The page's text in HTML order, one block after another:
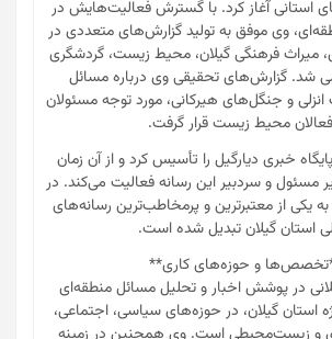
استانی آغاز کرد. با گسترش فعالیت‌هایش در
وی موفق به تولید گزارش‌های متعددی در
میراث فرهنگی گیلان، محیط زیست، گردشگری
شد. گزارش‌های تحقیقی وی درباره مسائل
و جنگل‌های هیرکانی، مورد توجه مسئولان
محیط زیست قرار گرفت.
وی از سال ۱۳۹۴ پایگاه خبری دیارگیل را تأسیس کرد و از آن زمان
مسئول و سردبیر این رسانه فعالیت می‌کند. در
یکی از معتبرترین و پرمخاطب‌ترین رسانه‌های
استان گیلان تبدیل شده است.
و حوزه‌های کاری**
در پوشش اخبار و تحلیل مسائل منطقه‌ای
استان گیلان، در حوزه‌های سیاسی، اجتماعی،